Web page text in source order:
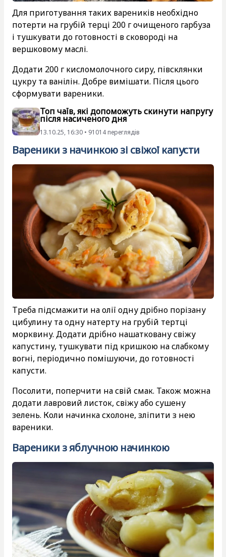
Для приготування таких вареників необхідно
потерти на грубій терці 200 г очищеного гарбуза
і тушкувати до готовності в сковороді на
вершковому маслі.
Додати 200 г кисломолочного сиру, півсклянки
цукру та ванілін. Добре вимішати. Після цього
сформувати вареники.
Топ чаїв, які допоможуть скинути напругу
після насиченого дня
13.10.25, 16:30 • 91014 переглядiв
Вареники з начинкою зі свіжої капусти
Треба підсмажити на олії одну дрібно порізану
цибулину та одну натерту на грубій тертці
морквину. Додати дрібно нашатковану свіжу
капустину, тушкувати під кришкою на слабкому
вогні, періодично помішуючи, до готовності
капусти.
Посолити, поперчити на свій смак. Також можна
додати лавровий листок, свіжу або сушену
зелень. Коли начинка схолоне, зліпити з нею
вареники.
Вареники з яблучною начинкою